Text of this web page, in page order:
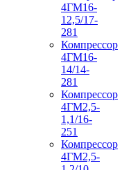
4ГМ16-
12,5/17-
281
Компрессор
4ГМ16-
14/14-
281
Компрессор
4ГМ2,5-
1,1/16-
251
Компрессор
4ГМ2,5-